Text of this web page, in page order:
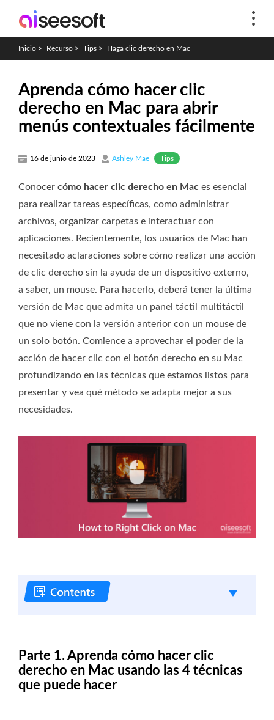
Inicio > Recurso > Tips > Haga clic derecho en Mac
Aprenda cómo hacer clic
derecho en Mac para abrir
menús contextuales fácilmente
16 de junio de 2023 Ashley Mae Tips
Conocer cómo hacer clic derecho en Mac es esencial
para realizar tareas específicas, como administrar
archivos, organizar carpetas e interactuar con
aplicaciones. Recientemente, los usuarios de Mac han
necesitado aclaraciones sobre cómo realizar una acción
de clic derecho sin la ayuda de un dispositivo externo,
a saber, un mouse. Para hacerlo, deberá tener la última
versión de Mac que admita un panel táctil multitáctil
que no viene con la versión anterior con un mouse de
un solo botón. Comience a aprovechar el poder de la
acción de hacer clic con el botón derecho en su Mac
profundizando en las técnicas que estamos listos para
presentar y vea qué método se adapta mejor a sus
necesidades.
Parte 1. Aprenda cómo hacer clic
derecho en Mac usando las 4 técnicas
que puede hacer